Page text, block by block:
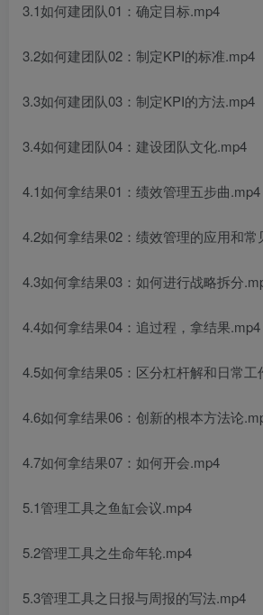
3.1如何建团队01：确定目标.mp4
3.2如何建团队02：制定KPI的标准.mp4
3.3如何建团队03：制定KPI的方法.mp4
3.4如何建团队04：建设团队文化.mp4
4.1如何拿结果01：绩效管理五步曲.mp4
4.2如何拿结果02：绩效管理的应用和常
4.3如何拿结果03：如何进行战略拆分
4.4如何拿结果04：追过程，拿结果.mp4
4.5如何拿结果05：区分杠杆解和日常工
4.6如何拿结果06：创新的根本方法论
4.7如何拿结果07：如何开会.mp4
5.1管理工具之鱼缸会议.mp4
5.2管理工具之生命年轮.mp4
5.3管理工具之日报与周报的写法.mp4